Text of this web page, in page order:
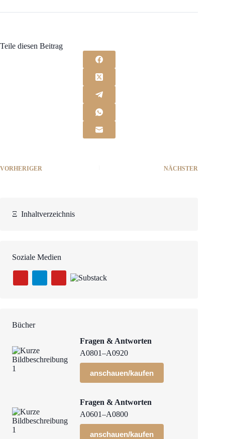
Teile diesen Beitrag
VORHERIGER NÄCHSTER
Ξ Inhaltverzeichnis
Soziale Medien
Bücher
Fragen & Antworten
A0801–A0920
anschauen/kaufen
Fragen & Antworten
A0601–A0800
anschauen/kaufen